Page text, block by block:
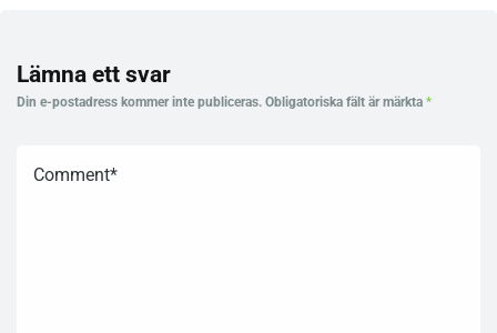
Lämna ett svar
Din e-postadress kommer inte publiceras. Obligatoriska fält är märkta *